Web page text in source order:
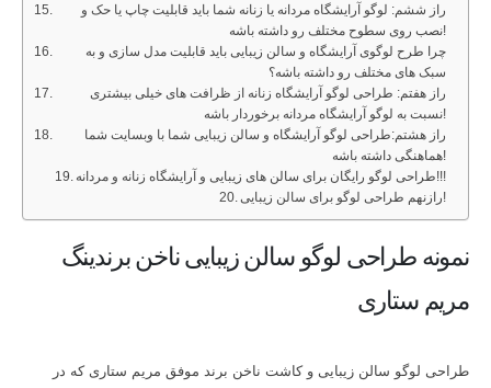
راز ششم: لوگو آرایشگاه مردانه یا زنانه شما باید قابلیت چاپ یا حک و
نصب روی سطوح مختلف رو داشته باشه!
چرا طرح لوگوی آرایشگاه و سالن زیبایی باید قابلیت مدل سازی و به
سبک های مختلف رو داشته باشه؟
راز هفتم: طراحی لوگو آرایشگاه زنانه از ظرافت های خیلی بیشتری
نسبت به لوگو آرایشگاه مردانه برخوردار باشه!
راز هشتم:طراحی لوگو آرایشگاه و سالن زیبایی شما با وبسایت شما
هماهنگی داشته باشه!
طراحی لوگو رایگان برای سالن های زیبایی و آرایشگاه زنانه و مردانه!!!
رازنهم طراحی لوگو برای سالن زیبایی!
نمونه طراحی لوگو سالن زیبایی ناخن برندینگ
مریم ستاری
طراحی لوگو سالن زیبایی و کاشت ناخن برند موفق مریم ستاری که در